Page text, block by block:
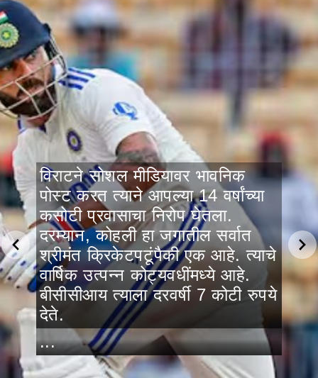
विराटने सोशल मीडियावर भावनिक
पोस्ट करत त्याने आपल्या 14 वर्षांच्या
कसोटी प्रवासाचा निरोप घेतला.
दरम्यान, कोहली हा जगातील सर्वात
श्रीमंत क्रिकेटपटूंपैकी एक आहे. त्याचे
वार्षिक उत्पन्न कोट्यवधींमध्ये आहे.
बीसीसीआय त्याला दरवर्षी 7 कोटी रुपये
देते.
...